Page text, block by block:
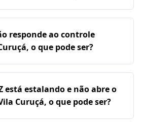
responde ao controle
o que pode ser?
está estalando e não abre o
Curuçá, o que pode ser?